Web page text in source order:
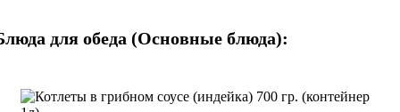
для обеда (Основные блюда):